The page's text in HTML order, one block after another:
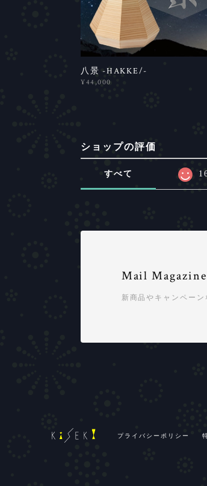
八景 -HAKKE/-
¥44,000
ショップの評価
すべて
Mail Magazine
新商品やキャンペー
プライバシーポリシー